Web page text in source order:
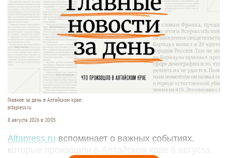
Главное за день в Алтайском крае.
altapress.ru.
8 августа 2026 в 20:05
Altapress.ru вспоминает о важных событиях,
которые произошли в Алтайском крае 8 августа.